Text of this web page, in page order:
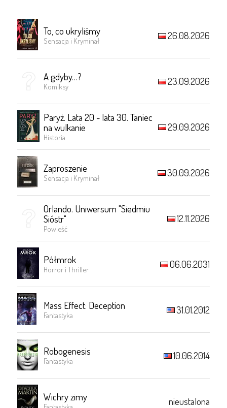
To, co ukryliśmy
Sensacja i Kryminał 26.08.2026
A gdyby…?
Komiksy 23.09.2026
Paryż. Lata 20 - lata 30. Taniec
na wulkanie
Historia
29.09.2026
Zaproszenie
Sensacja i Kryminał 30.09.2026
Orlando. Uniwersum "Siedmiu
Sióstr"
Powieść
12.11.2026
Półmrok
Horror i Thriller 06.06.2031
Mass Effect: Deception
Fantastyka 31.01.2012
Robogenesis
Fantastyka 10.06.2014
Wichry zimy nieustalona